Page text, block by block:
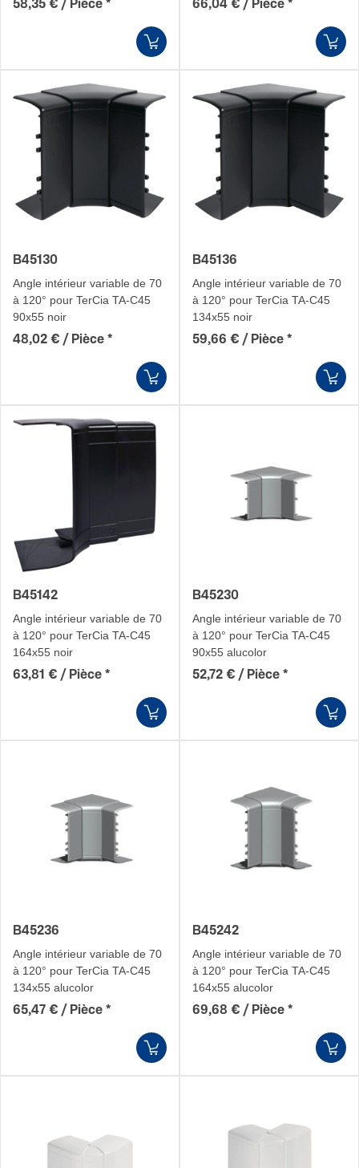
58,35 € / Pièce * 66,04 € / Pièce *
B45130
Angle intérieur variable de 70
à 120° pour TerCia TA-C45
90x55 noir
48,02 € / Pièce *
B45136
Angle intérieur variable de 70
à 120° pour TerCia TA-C45
134x55 noir
59,66 € / Pièce *
B45142
Angle intérieur variable de 70
à 120° pour TerCia TA-C45
164x55 noir
63,81 € / Pièce *
B45230
Angle intérieur variable de 70
à 120° pour TerCia TA-C45
90x55 alucolor
52,72 € / Pièce *
B45236
Angle intérieur variable de 70
à 120° pour TerCia TA-C45
134x55 alucolor
65,47 € / Pièce *
B45242
Angle intérieur variable de 70
à 120° pour TerCia TA-C45
164x55 alucolor
69,68 € / Pièce *